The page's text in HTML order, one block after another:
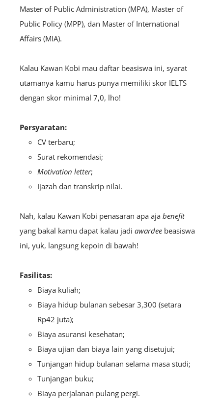
Master of Public Administration (MPA), Master of
Public Policy (MPP), dan Master of International
Affairs (MIA).
Kalau Kawan Kobi mau daftar beasiswa ini, syarat
utamanya kamu harus punya memiliki skor IELTS
dengan skor minimal 7,0, lho!
Persyaratan:
CV terbaru;
Surat rekomendasi;
Motivation letter;
Ijazah dan transkrip nilai.
Nah, kalau Kawan Kobi penasaran apa aja benefit
yang bakal kamu dapat kalau jadi awardee beasiswa
ini, yuk, langsung kepoin di bawah!
Fasilitas:
Biaya kuliah;
Biaya hidup bulanan sebesar 3,300 (setara
Rp42 juta);
Biaya asuransi kesehatan;
Biaya ujian dan biaya lain yang disetujui;
Tunjangan hidup bulanan selama masa studi;
Tunjangan buku;
Biaya perjalanan pulang pergi.